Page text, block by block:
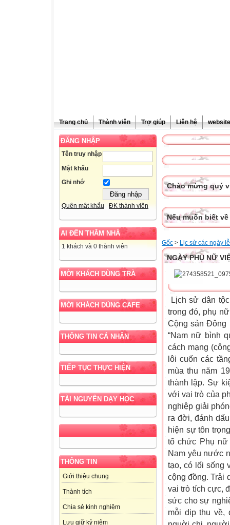
Trang chủ Thành viên Trợ giúp Liên hệ
ĐĂNG NHẬP
Tên truy nhập
Mật khẩu
Ghi nhớ
Quên mật khẩu ĐK thành viên
AI ĐẾN THĂM NHÀ
1 khách và 0 thành viên
MỜI KHÁCH DÙNG TRÀ
MỜI KHÁCH DÙNG CAFE
THÔNG TIN CÁ NHÂN
TIẾP TỤC THỰC HIỆN
TÀI NGUYÊN DẠY HỌC
THÔNG TIN
Giới thiệu chung
Thành tích
Chia sẻ kinh nghiệm
Lưu giữ kỷ niệm
Chào mừng quý
Nếu muốn biết
Gốc > Lịc sử các ngày lễ
NGÀY PHỤ NỮ
Lịch sử dân
trong đó, phụ
Cộng sản Đông
“Nam nữ bình
cách mạng
lôi cuốn các
mùa thu năm
thành lập. Sự
với vai trò của
nghiệp giải
ra đời, đánh
hiện sự tôn
tổ chức Phụ
Nam yêu nước
tạo, có lối sống
cộng đồng. Trải
vai trò tích cực,
sức cho sự
mỗi dịp thu về,